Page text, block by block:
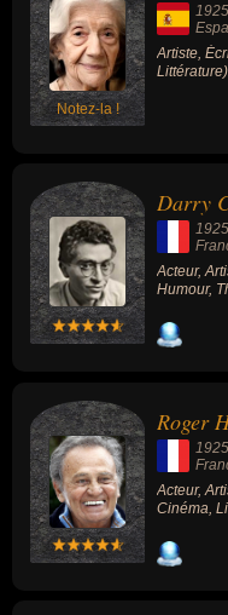
Notez-la !
1925
Artiste,
Darry
1925
Acteur,
Humour,
Roger
1925
Acteur,
Cinéma,